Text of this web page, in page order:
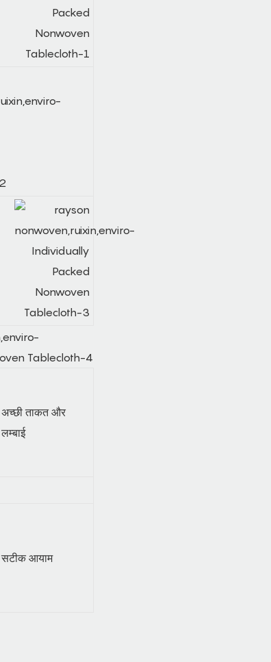
अच्छी ताकत और
लम्बाई
सटीक आयाम